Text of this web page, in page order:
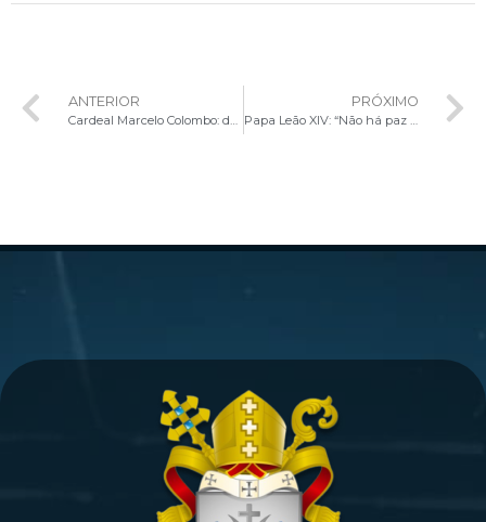
ANTERIOR
Cardeal Marcelo Colombo: dar sinais concretos de esperança ao mundo
PRÓXIMO
Papa Leão XIV: “Não há paz sem justiça; é preciso romper o muro da solidão”